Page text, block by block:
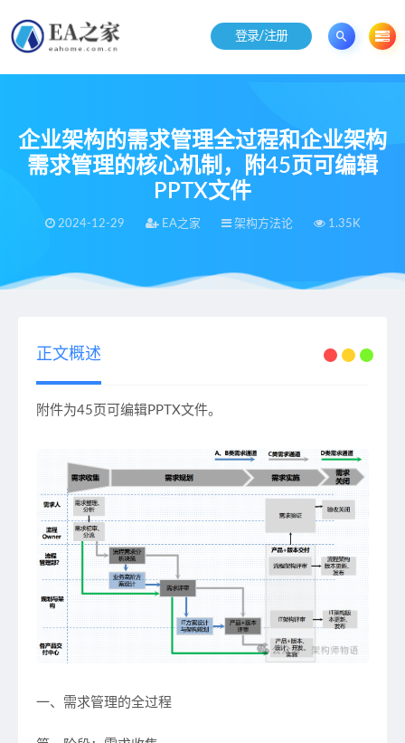
登录/注册
企业架构的需求管理全过程和企业架构
需求管理的核心机制，附45页可编辑
PPTX文件
2024-12-29 EA之家 架构方法论 1.35K
当前位置：EA之家 企业架构的需求管理全过程和企业架构需求管理的核心机制，附45页可编辑PPTX文件
正文概述
附件为45页可编辑PPTX文件。
一、需求管理的全过程